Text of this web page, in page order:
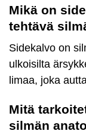
Mikä on
tehtävä
Sidekalvo on
ulkoisilta
limaa, joka
Mitä
silmän